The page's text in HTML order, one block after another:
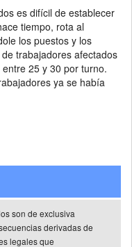
es difícil de establecer
tiempo, rota al
los puestos y los
trabajadores afectados
25 y 30 por turno.
ya se había
son de exclusiva
derivadas de
legales que